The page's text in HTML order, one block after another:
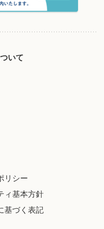
いて
リシー
ィ基本方針
基づく表記